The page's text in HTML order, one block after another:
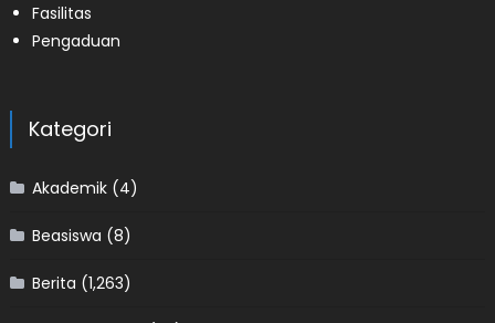
Fasilitas
Pengaduan
Kategori
Akademik(4)
Beasiswa (8)
Berita (1,263)